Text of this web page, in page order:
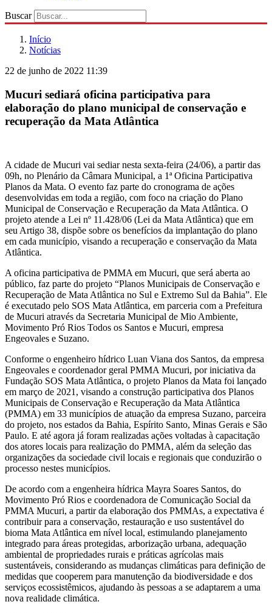
Buscar
Início
Notícias
22 de junho de 2022 11:39
Mucuri sediará oficina participativa para
elaboração do plano municipal de conservação e
recuperação da Mata Atlântica
A cidade de Mucuri vai sediar nesta sexta-feira (24/06), a partir das
09h, no Plenário da Câmara Municipal, a 1ª Oficina Participativa
Planos da Mata. O evento faz parte do cronograma de ações
desenvolvidas em toda a região, com foco na criação do Plano
Municipal de Conservação e Recuperação da Mata Atlântica. O
projeto atende a Lei nº 11.428/06 (Lei da Mata Atlântica) que em
seu Artigo 38, dispõe sobre os benefícios da implantação do plano
em cada município, visando a recuperação e conservação da Mata
Atlântica.
A oficina participativa de PMMA em Mucuri, que será aberta ao
público, faz parte do projeto “Planos Municipais de Conservação e
Recuperação de Mata Atlântica no Sul e Extremo Sul da Bahia”. Ele
é executado pelo SOS Mata Atlântica, em parceria com a Prefeitura
de Mucuri através da Secretaria Municipal de Mio Ambiente,
Movimento Pró Rios Todos os Santos e Mucuri, empresa
Engeovales e Suzano.
Conforme o engenheiro hídrico Luan Viana dos Santos, da empresa
Engeovales e coordenador geral PMMA Mucuri, por iniciativa da
Fundação SOS Mata Atlântica, o projeto Planos da Mata foi lançado
em março de 2021, visando a construção participativa dos Planos
Municipais de Conservação e Recuperação da Mata Atlântica
(PMMA) em 33 municípios de atuação da empresa Suzano, parceira
do projeto, nos estados da Bahia, Espírito Santo, Minas Gerais e São
Paulo. E até agora já foram realizadas ações voltadas à capacitação
dos atores locais para realização do PMMA, além da seleção das
organizações da sociedade civil locais e regionais que conduzirão o
processo nestes municípios.
De acordo com a engenheira hídrica Mayra Soares Santos, do
Movimento Pró Rios e coordenadora de Comunicação Social da
PMMA Mucuri, a partir da elaboração dos PMMAs, a expectativa é
contribuir para a conservação, restauração e uso sustentável do
bioma Mata Atlântica em nível local, estimulando planejamento
integrado para áreas protegidas, arborização urbana, adequação
ambiental de propriedades rurais e práticas agrícolas mais
sustentáveis, considerando as mudanças climáticas para definição de
medidas que cooperem para manutenção da biodiversidade e dos
serviços ecossistêmicos, ajudando às pessoas a se adaptarem a uma
nova realidade climática.